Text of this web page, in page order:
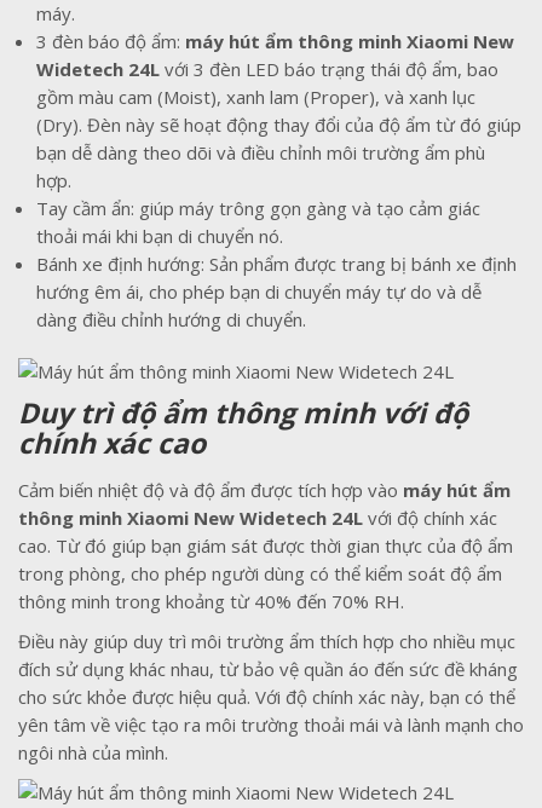
máy.
3 đèn báo độ ẩm: máy hút ẩm thông minh Xiaomi New
Widetech 24L với 3 đèn LED báo trạng thái độ ẩm, bao
gồm màu cam (Moist), xanh lam (Proper), và xanh lục
(Dry). Đèn này sẽ hoạt động thay đổi của độ ẩm từ đó giúp
bạn dễ dàng theo dõi và điều chỉnh môi trường ẩm phù
hợp.
Tay cầm ẩn: giúp máy trông gọn gàng và tạo cảm giác
thoải mái khi bạn di chuyển nó.
Bánh xe định hướng: Sản phẩm được trang bị bánh xe định
hướng êm ái, cho phép bạn di chuyển máy tự do và dễ
dàng điều chỉnh hướng di chuyển.
Duy trì độ ẩm thông minh với độ
chính xác cao
Cảm biến nhiệt độ và độ ẩm được tích hợp vào máy hút ẩm
thông minh Xiaomi New Widetech 24L với độ chính xác
cao. Từ đó giúp bạn giám sát được thời gian thực của độ ẩm
trong phòng, cho phép người dùng có thể kiểm soát độ ẩm
thông minh trong khoảng từ 40% đến 70% RH.
Điều này giúp duy trì môi trường ẩm thích hợp cho nhiều mục
đích sử dụng khác nhau, từ bảo vệ quần áo đến sức đề kháng
cho sức khỏe được hiệu quả. Với độ chính xác này, bạn có thể
yên tâm về việc tạo ra môi trường thoải mái và lành mạnh cho
ngôi nhà của mình.